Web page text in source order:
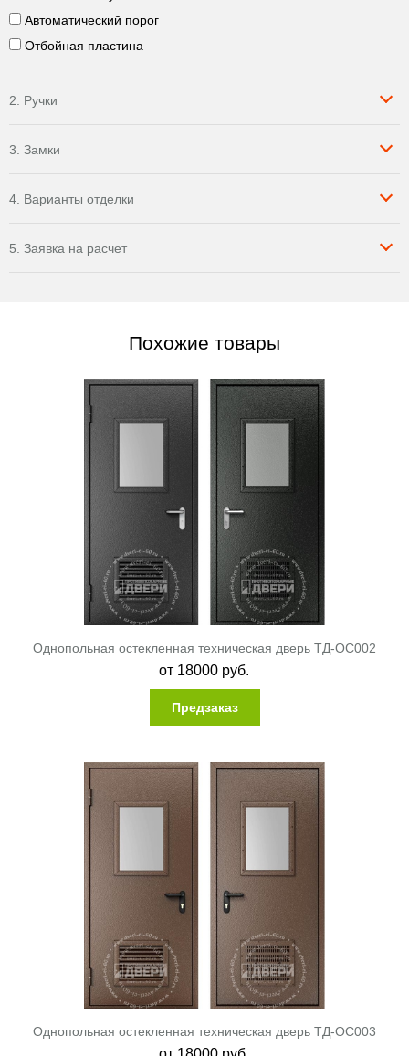
Автоматический порог
Отбойная пластина
2. Ручки
3. Замки
4. Варианты отделки
5. Заявка на расчет
Похожие товары
Однопольная остекленная техническая дверь ТД-ОС002
от 18000 руб.
Предзаказ
Однопольная остекленная техническая дверь ТД-ОС003